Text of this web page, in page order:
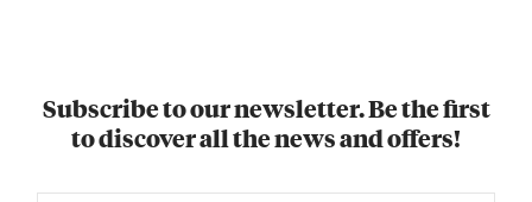
Subscribe to our newsletter. Be the first
to discover all the news and offers!